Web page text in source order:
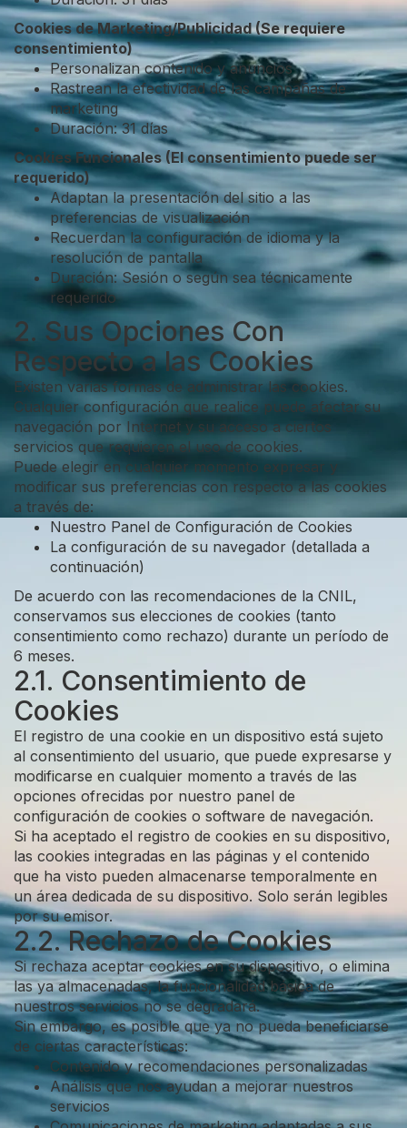
Cookies de Marketing/Publicidad (Se requiere
consentimiento)
Personalizan contenido y anuncios
Rastrean la efectividad de las campañas de
marketing
Duración: 31 días
Cookies Funcionales (El consentimiento puede ser
requerido)
Adaptan la presentación del sitio a las
preferencias de visualización
Recuerdan la configuración de idioma y la
resolución de pantalla
Duración: Sesión o según sea técnicamente
requerido
2. Sus Opciones Con
Respecto a las Cookies
Existen varias formas de administrar las cookies.
Cualquier configuración que realice puede afectar su
navegación por Internet y su acceso a ciertos
servicios que requieren el uso de cookies.
Puede elegir en cualquier momento expresar y
modificar sus preferencias con respecto a las cookies
a través de:
Nuestro Panel de Configuración de Cookies
La configuración de su navegador (detallada a
continuación)
De acuerdo con las recomendaciones de la CNIL,
conservamos sus elecciones de cookies (tanto
consentimiento como rechazo) durante un período de
6 meses.
2.1. Consentimiento de
Cookies
El registro de una cookie en un dispositivo está sujeto
al consentimiento del usuario, que puede expresarse y
modificarse en cualquier momento a través de las
opciones ofrecidas por nuestro panel de
configuración de cookies o software de navegación.
Si ha aceptado el registro de cookies en su dispositivo,
las cookies integradas en las páginas y el contenido
que ha visto pueden almacenarse temporalmente en
un área dedicada de su dispositivo. Solo serán legibles
por su emisor.
2.2. Rechazo de Cookies
Si rechaza aceptar cookies en su dispositivo, o elimina
las ya almacenadas, la funcionalidad básica de
nuestros servicios no se degradará.
Sin embargo, es posible que ya no pueda beneficiarse
de ciertas características:
Contenido y recomendaciones personalizadas
Análisis que nos ayudan a mejorar nuestros
servicios